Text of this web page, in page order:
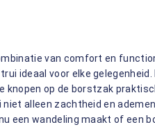
van comfort en
ideaal voor elke gelegenheid.
knopen op de borstzak
alleen zachtheid en
een wandeling maakt of een